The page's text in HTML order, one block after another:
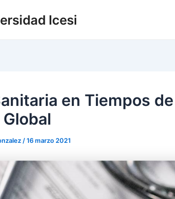
Icesi
en Tiempos de
/16 marzo 2021